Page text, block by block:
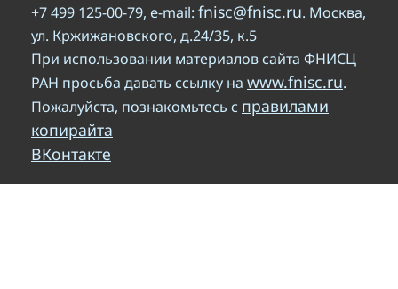
+7 499 125-00-79, e-mail: fnisc@fnisc.ru. Москва,
ул. Кржижановского, д.24/35, к.5
При использовании материалов сайта ФНИСЦ
РАН просьба давать ссылку на www.fnisc.ru.
Пожалуйста, познакомьтесь с правилами
копирайта
ВКонтакте